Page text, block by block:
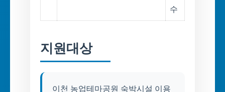
수
지원대상
이천 농업테마공원 숙박시설 이용